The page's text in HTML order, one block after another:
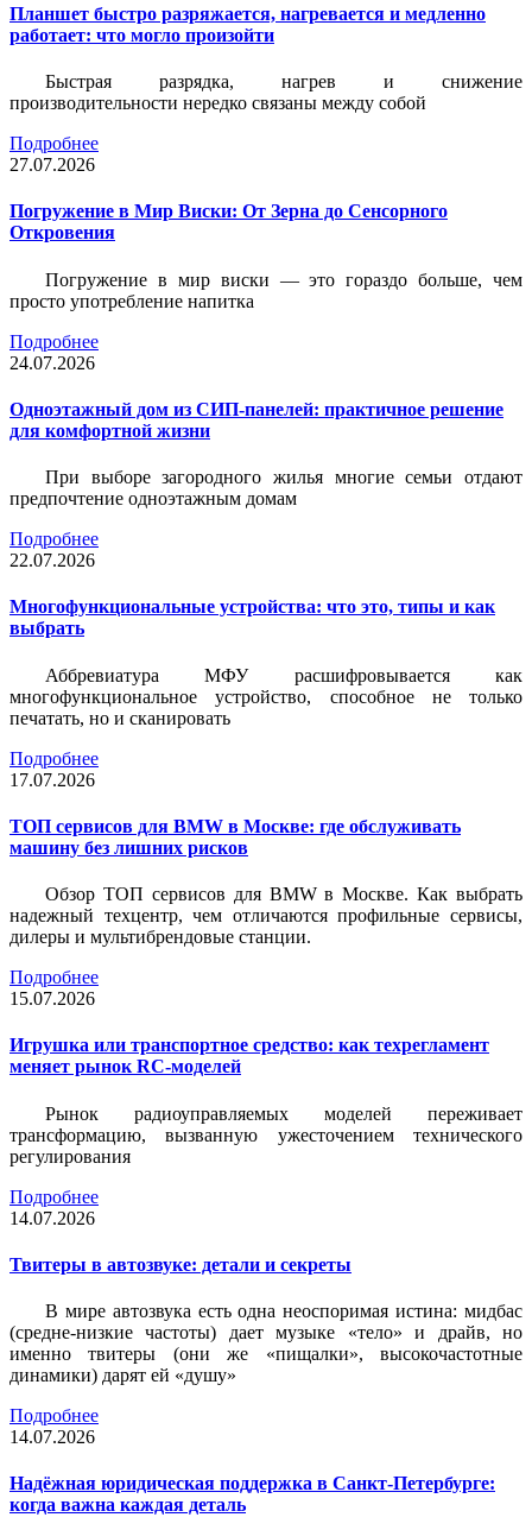
Планшет быстро разряжается, нагревается и медленно
работает: что могло произойти
Быстрая разрядка, нагрев и снижение
производительности нередко связаны между собой
Подробнее
27.07.2026
Погружение в Мир Виски: От Зерна до Сенсорного
Откровения
Погружение в мир виски — это гораздо больше, чем
просто употребление напитка
Подробнее
24.07.2026
Одноэтажный дом из СИП-панелей: практичное решение
для комфортной жизни
При выборе загородного жилья многие семьи отдают
предпочтение одноэтажным домам
Подробнее
22.07.2026
Многофункциональные устройства: что это, типы и как
выбрать
Аббревиатура МФУ расшифровывается как
многофункциональное устройство, способное не только
печатать, но и сканировать
Подробнее
17.07.2026
ТОП сервисов для BMW в Москве: где обслуживать
машину без лишних рисков
Обзор ТОП сервисов для BMW в Москве. Как выбрать
надежный техцентр, чем отличаются профильные сервисы,
дилеры и мультибрендовые станции.
Подробнее
15.07.2026
Игрушка или транспортное средство: как техрегламент
меняет рынок RC-моделей
Рынок радиоуправляемых моделей переживает
трансформацию, вызванную ужесточением технического
регулирования
Подробнее
14.07.2026
Твитеры в автозвуке: детали и секреты
В мире автозвука есть одна неоспоримая истина: мидбас
(средне-низкие частоты) дает музыке «тело» и драйв, но
именно твитеры (они же «пищалки», высокочастотные
динамики) дарят ей «душу»
Подробнее
14.07.2026
Надёжная юридическая поддержка в Санкт-Петербурге:
когда важна каждая деталь